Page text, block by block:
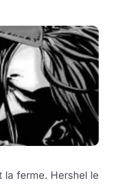
la ferme. Hershel le